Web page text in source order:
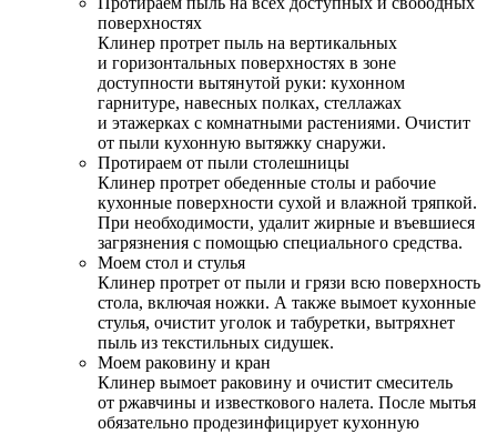
поверхностях
Клинер протрет пыль на вертикальных
и горизонтальных поверхностях в зоне
доступности вытянутой руки: кухонном
гарнитуре, навесных полках, стеллажах
и этажерках с комнатными растениями. Очистит
от пыли кухонную вытяжку снаружи.
Протираем от пыли столешницы
Клинер протрет обеденные столы и рабочие
кухонные поверхности сухой и влажной тряпкой.
При необходимости, удалит жирные и въевшиеся
загрязнения с помощью специального средства.
Моем стол и стулья
Клинер протрет от пыли и грязи всю поверхность
стола, включая ножки. А также вымоет кухонные
стулья, очистит уголок и табуретки, вытряхнет
пыль из текстильных сидушек.
Моем раковину и кран
Клинер вымоет раковину и очистит смеситель
от ржавчины и известкового налета. После мытья
обязательно продезинфицирует кухонную